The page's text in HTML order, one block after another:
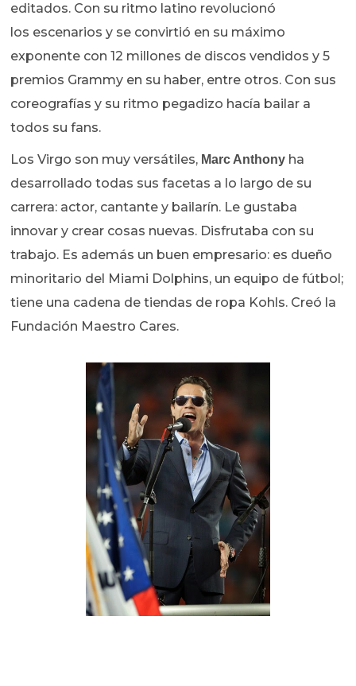
editados. Con su ritmo latino revolucionó
los escenarios y se convirtió en su máximo
exponente con 12 millones de discos vendidos y 5
premios Grammy en su haber, entre otros. Con sus
coreografías y su ritmo pegadizo hacía bailar a
todos su fans.
Los Virgo son muy versátiles, Marc Anthony ha
desarrollado todas sus facetas a lo largo de su
carrera: actor, cantante y bailarín. Le gustaba
innovar y crear cosas nuevas. Disfrutaba con su
trabajo. Es además un buen empresario: es dueño
minoritario del Miami Dolphins, un equipo de fútbol;
tiene una cadena de tiendas de ropa Kohls. Creó la
Fundación Maestro Cares.